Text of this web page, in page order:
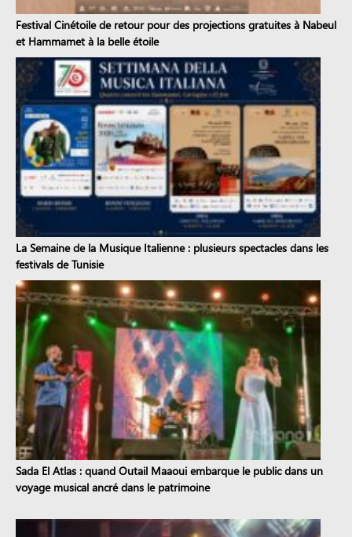
Festival Cinétoile de retour pour des projections gratuites à Nabeul
et Hammamet à la belle étoile
La Semaine de la Musique Italienne : plusieurs spectacles dans les
festivals de Tunisie
Sada El Atlas : quand Outail Maaoui embarque le public dans un
voyage musical ancré dans le patrimoine